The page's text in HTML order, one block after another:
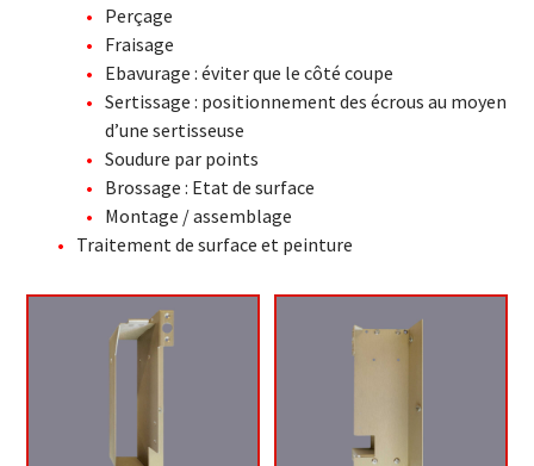
Perçage
Fraisage
Ebavurage : éviter que le côté coupe
Sertissage : positionnement des écrous au moyen
d’une sertisseuse
Soudure par points
Brossage : Etat de surface
Montage / assemblage
Traitement de surface et peinture